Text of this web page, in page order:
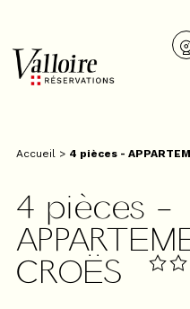
Accueil > 4 pièces -
4 pièces -
CROËS